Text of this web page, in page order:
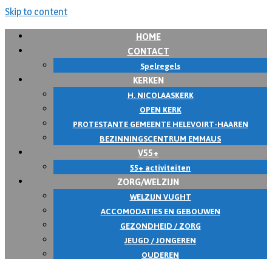
Skip to content
HOME
CONTACT
Spelregels
KERKEN
H. NICOLAASKERK
OPEN KERK
PROTESTANTE GEMEENTE HELEVOIRT-HAAREN
BEZINNINGSCENTRUM EMMAUS
V55+
55+ activiteiten
ZORG/WELZIJN
WELZIJN VUGHT
ACCOMODATIES EN GEBOUWEN
GEZONDHEID / ZORG
JEUGD / JONGEREN
OUDEREN